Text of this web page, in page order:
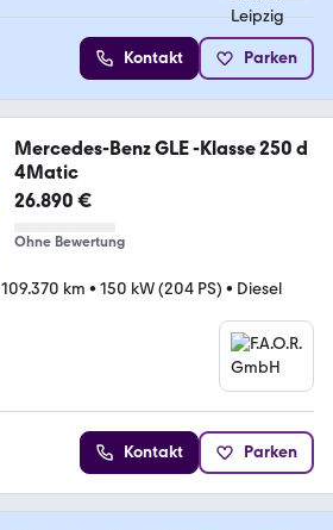
Kontakt Parken
Mercedes-Benz GLE -Klasse 250 d
4Matic
26.890 €
Ohne Bewertung
109.370 km • 150 kW (204 PS) • Diesel
Kontakt Parken